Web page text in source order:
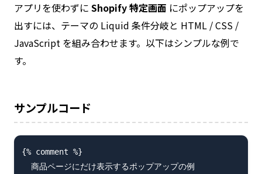
アプリを使わずに Shopify 特定画面 にポップアップを
出すには、テーマの Liquid 条件分岐と HTML / CSS /
JavaScript を組み合わせます。以下はシンプルな例で
す。
サンプルコード
{% comment %}
  商品ページにだけ表示するポップアップの例